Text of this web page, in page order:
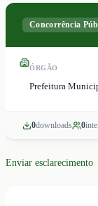
Concorrência
ÓRGÃO
Prefeitura
0downloads 0
Enviar esclarecimento